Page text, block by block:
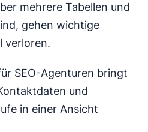
mehrere Tabellen und
gehen wichtige
verloren.
SEO-Agenturen bringt
und
in einer Ansicht